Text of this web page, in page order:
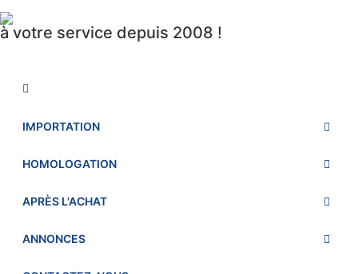
à votre service depuis 2008 !
IMPORTATION
HOMOLOGATION
APRÈS L'ACHAT
ANNONCES